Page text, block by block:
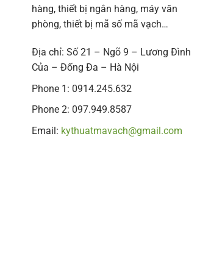
hàng, thiết bị ngân hàng, máy văn
phòng, thiết bị mã số mã vạch…
Địa chỉ: Số 21 – Ngõ 9 – Lương Đình
Của – Đống Đa – Hà Nội
Phone 1: 0914.245.632
Phone 2: 097.949.8587
Email: kythuatmavach@gmail.com